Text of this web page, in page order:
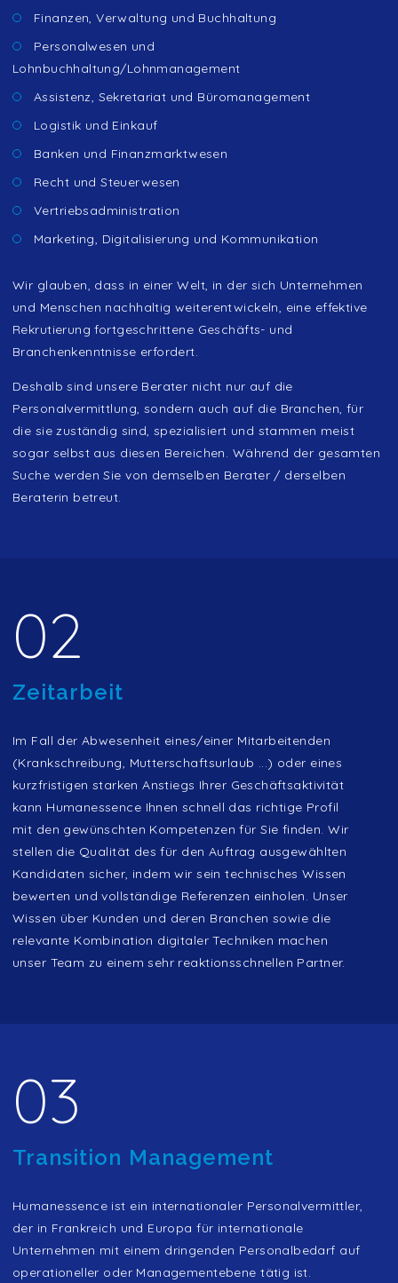
Finanzen, Verwaltung und Buchhaltung
Personalwesen und
Lohnbuchhaltung/Lohnmanagement
Assistenz, Sekretariat und Büromanagement
Logistik und Einkauf
Banken und Finanzmarktwesen
Recht und Steuerwesen
Vertriebsadministration
Marketing, Digitalisierung und Kommunikation
Wir glauben, dass in einer Welt, in der sich Unternehmen
und Menschen nachhaltig weiterentwickeln, eine effektive
Rekrutierung fortgeschrittene Geschäfts- und
Branchenkenntnisse erfordert.
Deshalb sind unsere Berater nicht nur auf die
Personalvermittlung, sondern auch auf die Branchen, für
die sie zuständig sind, spezialisiert und stammen meist
sogar selbst aus diesen Bereichen. Während der gesamten
Suche werden Sie von demselben Berater / derselben
Beraterin betreut.
02
Zeitarbeit
Im Fall der Abwesenheit eines/einer Mitarbeitenden
(Krankschreibung, Mutterschaftsurlaub ...) oder eines
kurzfristigen starken Anstiegs Ihrer Geschäftsaktivität
kann Humanessence Ihnen schnell das richtige Profil
mit den gewünschten Kompetenzen für Sie finden. Wir
stellen die Qualität des für den Auftrag ausgewählten
Kandidaten sicher, indem wir sein technisches Wissen
bewerten und vollständige Referenzen einholen. Unser
Wissen über Kunden und deren Branchen sowie die
relevante Kombination digitaler Techniken machen
unser Team zu einem sehr reaktionsschnellen Partner.
03
Transition Management
Humanessence ist ein internationaler Personalvermittler,
der in Frankreich und Europa für internationale
Unternehmen mit einem dringenden Personalbedarf auf
operationeller oder Managementebene tätig ist.